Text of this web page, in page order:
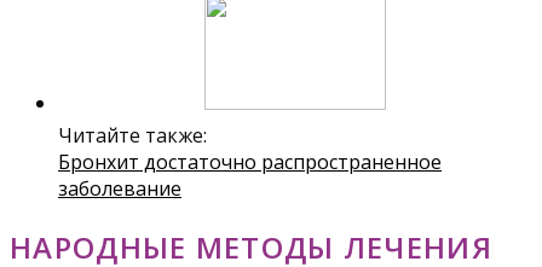
Читайте также:
Бронхит достаточно распространенное
заболевание
НАРОДНЫЕ МЕТОДЫ ЛЕЧЕНИЯ